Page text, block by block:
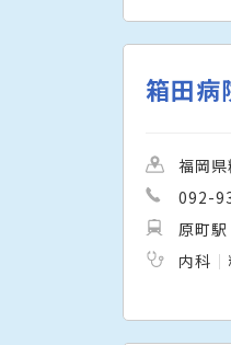
箱田病
福岡
092-
原町
内科